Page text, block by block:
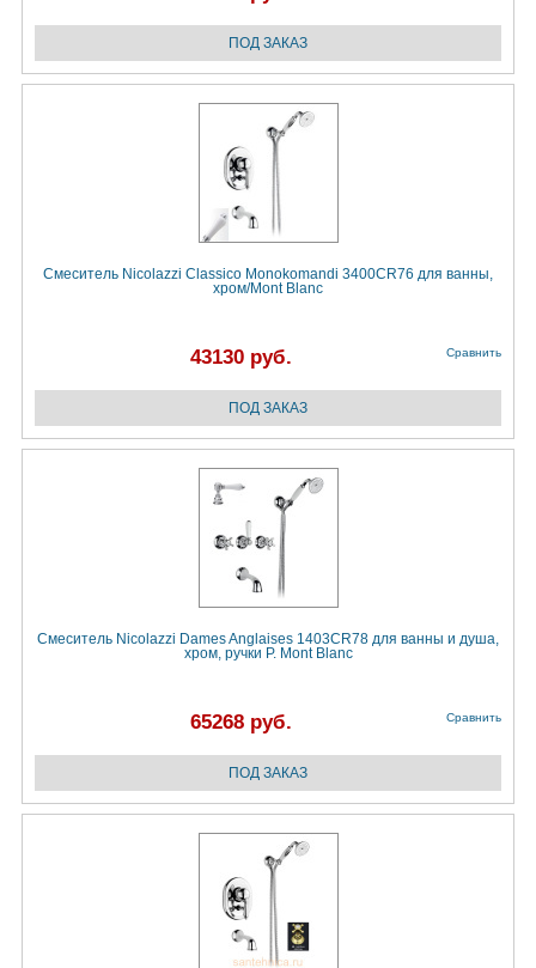
Смеситель Nicolazzi Classico Monokomandi 3400CR76 для ванны,
хром/Mont Blanc
43130 руб. Сравнить
Смеситель Nicolazzi Dames Anglaises 1403CR78 для ванны и душа,
хром, ручки P. Mont Blanc
65268 руб. Сравнить